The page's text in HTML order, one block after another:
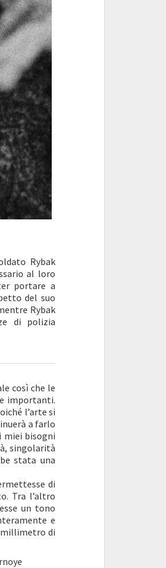
Rybak
al loro
portare a
del suo
Rybak
di polizia
così che le
importanti.
l’arte si
a farlo
miei bisogni
singolarità
stata una
di
Tra l’altro
un tono
e
millimetro di